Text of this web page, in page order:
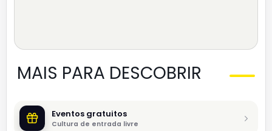
MAIS PARA DESCOBRIR
Eventos gratuitos
Cultura de entrada livre